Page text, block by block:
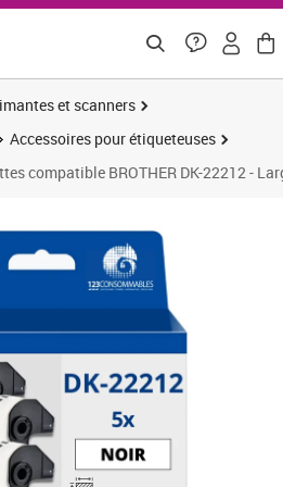
et scanners
Accessoires pour étiqueteuses
compatible BROTHER DK-22212 -